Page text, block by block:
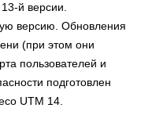
13-й версии.
версию. Обновления
(при этом они
пользователей и
подготовлен
UTM 14.